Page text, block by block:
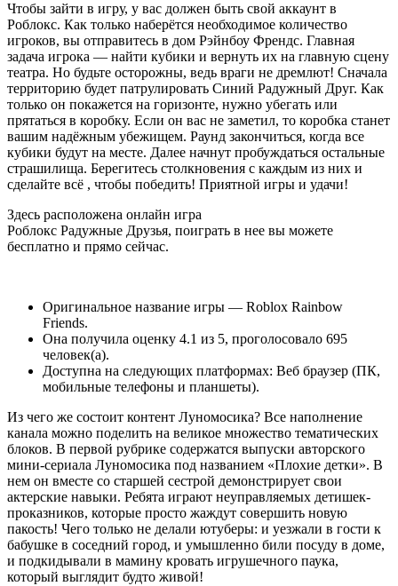
Чтобы зайти в игру, у вас должен быть свой аккаунт в
Роблокс. Как только наберётся необходимое количество
игроков, вы отправитесь в дом Рэйнбоу Френдс. Главная
задача игрока — найти кубики и вернуть их на главную сцену
театра. Но будьте осторожны, ведь враги не дремлют! Сначала
территорию будет патрулировать Синий Радужный Друг. Как
только он покажется на горизонте, нужно убегать или
прятаться в коробку. Если он вас не заметил, то коробка станет
вашим надёжным убежищем. Раунд закончиться, когда все
кубики будут на месте. Далее начнут пробуждаться остальные
страшилища. Берегитесь столкновения с каждым из них и
сделайте всё , чтобы победить! Приятной игры и удачи!
Здесь расположена онлайн игра
Роблокс Радужные Друзья, поиграть в нее вы можете
бесплатно и прямо сейчас.
Оригинальное название игры — Roblox Rainbow
Friends.
Она получила оценку 4.1 из 5, проголосовало 695
человек(а).
Доступна на следующих платформах: Веб браузер (ПК,
мобильные телефоны и планшеты).
Из чего же состоит контент Луномосика? Все наполнение
канала можно поделить на великое множество тематических
блоков. В первой рубрике содержатся выпуски авторского
мини-сериала Луномосика под названием «Плохие детки». В
нем он вместе со старшей сестрой демонстрирует свои
актерские навыки. Ребята играют неуправляемых детишек-
проказников, которые просто жаждут совершить новую
пакость! Чего только не делали ютуберы: и уезжали в гости к
бабушке в соседний город, и умышленно били посуду в доме,
и подкидывали в мамину кровать игрушечного паука,
который выглядит будто живой!